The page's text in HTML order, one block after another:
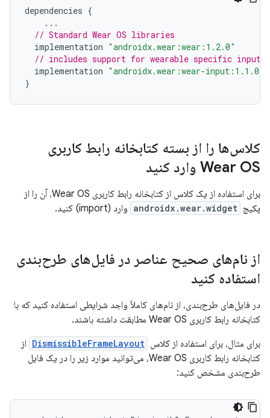
dependencies {
...
// Standard Wear OS libraries
implementation "androidx.wear:wear:1.2.0"
// includes support for wearable specific inputs
implementation "androidx.wear:wear-input:1.1.0"
}
کلاس‌ها را از بسته کتابخانه رابط کاربری
Wear OS وارد کنید
برای استفاده از یک کلاس از کتابخانه رابط کاربری Wear OS، آن را از
پکیج androidx.wear.widget وارد (import) کنید.
از نام‌های صحیح عناصر در فایل‌های طرح‌بندی
استفاده کنید
در فایل‌های طرح‌بندی، از نام‌های کاملاً واجد شرایطی استفاده کنید که با
کتابخانه رابط کاربری Wear OS مطابقت داشته باشند.
برای مثال، برای استفاده از کلاس DismissibleFrameLayout از
کتابخانه رابط کاربری Wear OS، می‌توانید موارد زیر را در یک فایل
طرح‌بندی مشخص کنید: